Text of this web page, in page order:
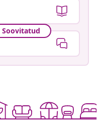
Soovitatud